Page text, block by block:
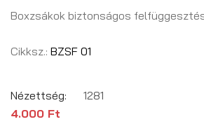
Boxzsákok biztonságos
Cikksz.: BZSF 01
Nézettség:
1281
4.000 Ft